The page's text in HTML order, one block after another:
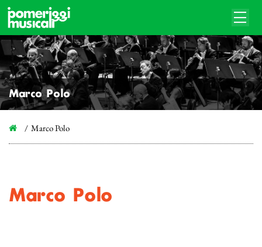
Marco Polo
Marco Polo
Marco Polo